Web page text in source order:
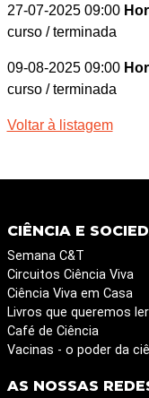
27-07-2025 09:00
curso / terminada
09-08-2025 09:00
curso / terminada
Voltar à listagem
CIÊNCIA E
Semana C&T
Circuitos Ciência Viva
Ciência Viva em Casa
Livros que queremos ler
Café de Ciência
Vacinas - o poder da
AS NOSSAS